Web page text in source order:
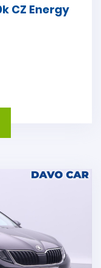
CZ Energy